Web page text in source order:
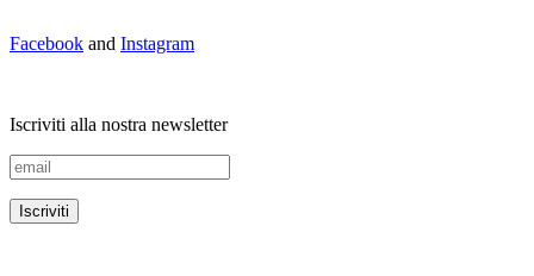
Facebook and Instagram
Iscriviti alla nostra newsletter